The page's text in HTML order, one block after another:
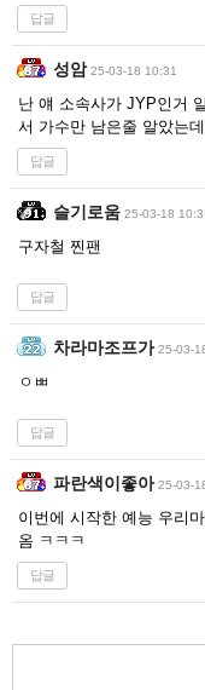
답글
성암 25-03-18 10:31
난 얘 소속사가 JYP인거
서 가수만 남은줄 알았는
답글
슬기로움 25-03-18
구자철 찐팬
답글
차라마조프가 25-03-
ㅇㅃ
답글
파란색이좋아 25-03-
이번에 시작한 예능 우리
옴 ㅋㅋㅋ
답글